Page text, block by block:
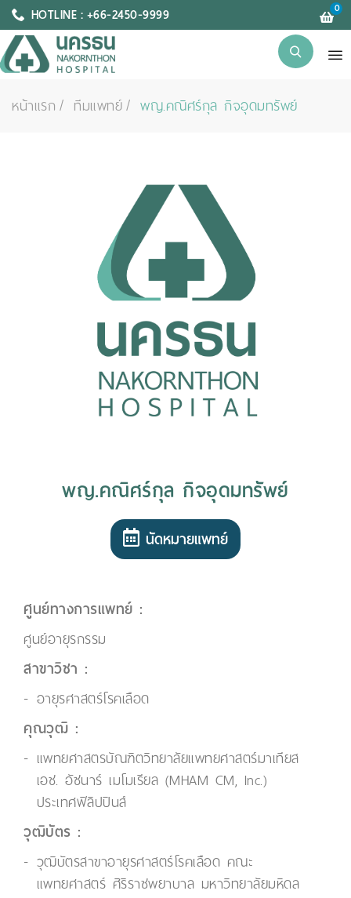
HOTLINE : +66-2450-9999 0
หน้าแรก ทีมแพทย์ พญ.คณิศร์กุล กิจอุดมทรัพย์
พญ.คณิศร์กุล กิจอุดมทรัพย์
นัดหมายแพทย์
ศูนย์ทางการแพทย์ :
ศูนย์อายุรกรรม
สาขาวิชา :
อายุรศาสตร์โรคเลือด
คุณวุฒิ :
แพทยศาสตรบัณฑิตวิทยาลัยแพทยศาสตร์มาเทียส
เอช. อัซนาร์ เมโมเรียล (MHAM CM, Inc.)
ประเทศฟิลิปปินส์
วุฒิบัตร :
วุฒิบัตรสาขาอายุรศาสตร์โรคเลือด คณะ
แพทยศาสตร์ ศิริราชพยาบาล มหาวิทยาลัยมหิดล